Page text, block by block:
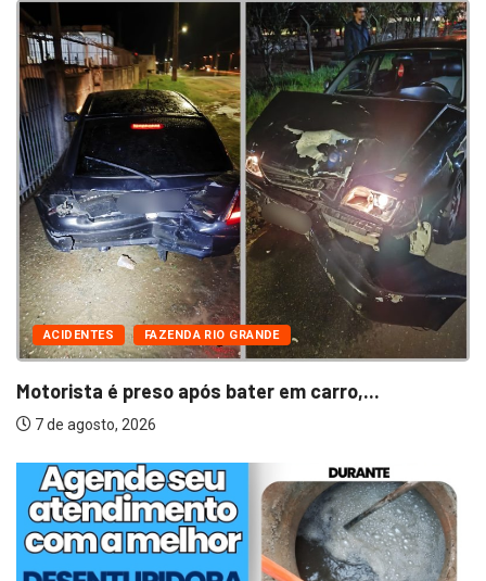
ACIDENTES FAZENDA RIO GRANDE
Motorista é preso após bater em carro,...
7 de agosto, 2026